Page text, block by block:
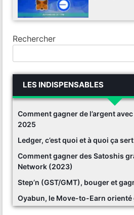
Rechercher
LES INDISPENSABLES
Comment gagner de l’argent
2025
Ledger, c’est quoi et à quoi ça sert
Comment gagner des Satoshis
Network (2023)
Step’n (GST/GMT), bouger et
Oyabun, le Move-to-Earn orienté